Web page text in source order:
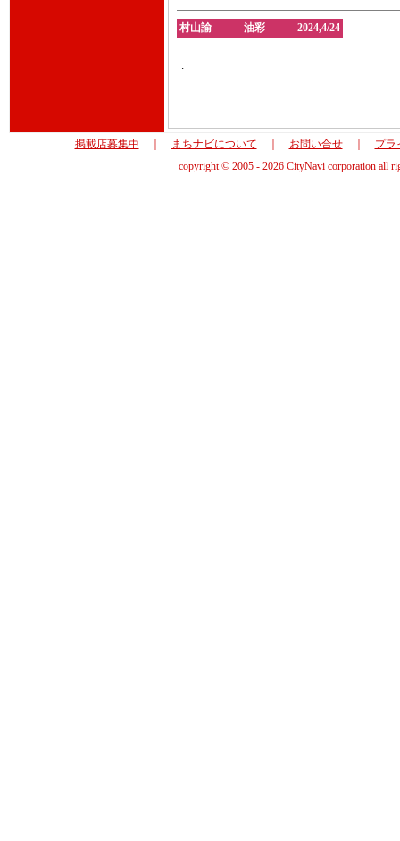
村山諭 油彩 2024,4/24
.
掲載店募集中 まちナビについて お問い合せ｜
プラ
copyright © 2005 - 2026 CityNavi corporation all